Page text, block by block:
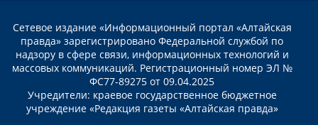
Сетевое издание «Информационный портал «Алтайская
правда» зарегистрировано Федеральной службой по
надзору в сфере связи, информационных технологий и
массовых коммуникаций. Регистрационный номер ЭЛ №
ФС77-89275 от 09.04.2025
Учредители: краевое государственное бюджетное
учреждение «Редакция газеты «Алтайская правда»